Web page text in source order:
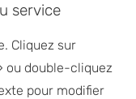
service
Cliquez sur
ou double-cliquez
pour modifier